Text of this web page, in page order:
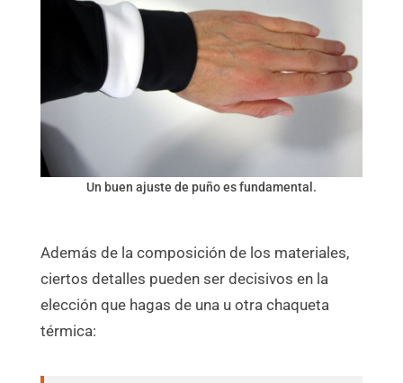
Un buen ajuste de puño es fundamental.
Además de la composición de los materiales,
ciertos detalles pueden ser decisivos en la
elección que hagas de una u otra chaqueta
térmica: